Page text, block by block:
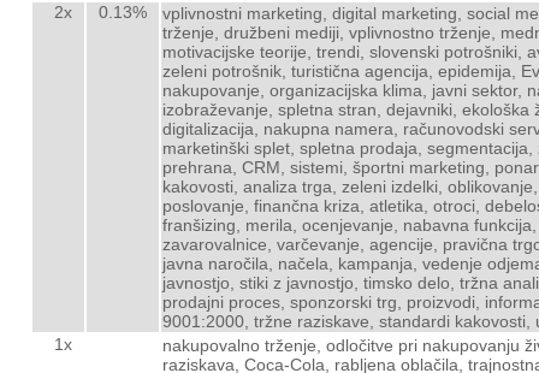
2x
0.13%
vplivnostni marketing, digital marketing, social
trženje, družbeni mediji, vplivnostno trženje,
motivacijske teorije, trendi, slovenski potrošniki,
zeleni potrošnik, turistična agencija, epidemija,
nakupovanje, organizacijska klima, javni sektor,
izobraževanje, spletna stran, dejavniki,
digitalizacija, nakupna namera, računovodski
marketinški splet, spletna prodaja,
prehrana, CRM, sistemi, športni marketing,
kakovosti, analiza trga, zeleni izdelki,
poslovanje, finančna kriza, atletika, otroci,
franšizing, merila, ocenjevanje, nabavna
zavarovalnice, varčevanje, agencije, pravična
javna naročila, načela, kampanja, vedenje
javnostjo, stiki z javnostjo, timsko delo, tržna
prodajni proces, sponzorski trg, proizvodi,
9001:2000, tržne raziskave, standardi kakovosti,
1x
nakupovalno trženje, odločitve pri nakupovanju živil, senzorični dražljaji, tehnologija na prodajnih mestih, terenska kvalitativna raziskava, Coca-Cola, rabljena oblačila, trajnostna potrošnja oblačil, trajnostna oblačila, poslovni model Kanvas, predelava oblačil, brand switching, brand loyalty, consumer behavior, mobile phones, ecosystem integration, artificial intelligence, E-commerce, customer experience, personalization, operational efficiency, recommender systems, chatbots, AI integration, business challenges, sledilci, Insta odnos, avtentičnost, konstruktivistična utemeljena teorija, merska lestvica, parasocialni odnos, parasocialna interakcija, analitična orodja, influence, geopolitics, strategy, rivalry, dependency, univerza, mentalno zdravje, odziv gostov, ocena gostov, Booking, platforme, influencer marketing, celebrity endorsement, authenticity, consumer trust, social media engagement, socialni marketing, vpliv na otroke, tehnološka podjetja, občani, fashion, customer journey, influencers, virtual reality, augmented reality, international students, online advertising, content marketing, Slovenian faculties, organizational reputation, komunikacijska orodja, pasje šole, tečaji pasjih šol, kakovost ponarejenih izdelkov, nabavno poslovanje, nabavni procesi, organizacija nabave, kofein, lokalni proizvodi, poklicni šport, rekreativni šport, TikTok, generacija Z, zadovoljstvo porabnikov, hotelske storitve, segmenti gostov, zadovoljevanje potreb, zadovoljevanje želja, osebnost vplivnežev, trženjski splet 7 P, zavarovalni zastopnik, naložbeno zavarovanje, digitalno trženje, spletni vplivneži, snovanje strategije, govorice od ust do ust, regulacija stresa, zmanjševanje stresa, jadranje, jadralne ekipe, organizacija dogodkov, trajnostni dogodki, motivacijski dejavniki, kavarne, milenijci, potrošniške navade, igrifikacija, kvantitativni pristop, smučanje, alpsko smučanje, turno smučanje, koronavirus, pandemija, smučarsko središče, športna trgovina, smučarji, globalni projektni timi, kulturna raznolikost, kanali komuniciranja, etnografska raziskava, teoretični model, medicinski pripomoček, urinski kateter, življenjski cikel izdelka, osnovna šola, prenos znanja, trajnost, funkcionalna hrana, nakupno odločanje športnikov, prehrana športno dejavnih oseb, zeleno trženje, zeleni skepticizem, znanje o okolju, skrb do okolja, intenca zelene potrošnje, spletne potovalne agencije, prodajalne, luksuzni izdelki, dejavniki nakupnega vedenja, potrošniki luksuznih izdelkov, lokalna prehrana, spremembe življenjskih navad, prodajalec, lastnosti uspešnih prodajalcev, lesna industrija, infrastruktura, promet, sektorji, Evitas, blockchain tehnologija, kriptovaluta, regulacija kriptovalut, kripto svet, kriptografija, kriptotrženjske strategije, kriptovalutne prevare, zasvojenost, zasvojenost zaposlenih, zdravljenje, kompulzivno spletno nakupovanje, duševne motnje, proces nakupnega odločanja, izdelki za zaščito pred soncem, anketni vprašalnik, organizirani kriminal, ponarejanje izdelkov, modne blagovne znamke, modni izdelki, gospodarsko stanje, prehrambni izdelki, Covid-19, tržna dejavnost, javna služba, poklicne gasilske enote, javni zavod, prehranska dopolnila, prehrana, porabniki, prehranske navade, vitamini in prehranska dopolnila, nakupovalno vedenje potrošnikov, strateška vloga nabave, strategije nabavnih kategorij, partnerski odnos, Alibaba, Amazon, Ebay, tehnologija, e-pošta, Google, komunikacijski kanali, visokošolski zavod, vpis, motivi za potovanja, trendi v turizmu, organizator potovanja, zelene oznake, ozaveščenost, zdravila, ponarejena zdravila, spletni nakup, spletne lekarne, posledice, spletno oglaševanje od ust do ust, spletne ocene, spletni rezervacijski portali, digitalna oglaševalska kampanja, blagovna znamka I feel Slovenia, Slovenska turistična organizacija,